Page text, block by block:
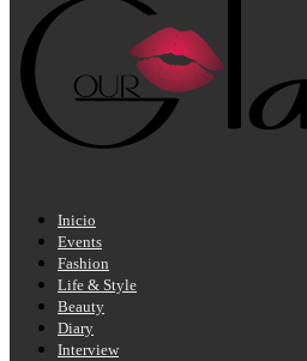
Inicio
Events
Fashion
Life & Style
Beauty
Diary
Interview